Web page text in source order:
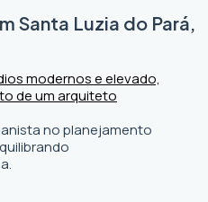
Santa Luzia do Pará,
no planejamento